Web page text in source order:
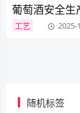
葡萄酒安全生
工艺 2025-
随机标签